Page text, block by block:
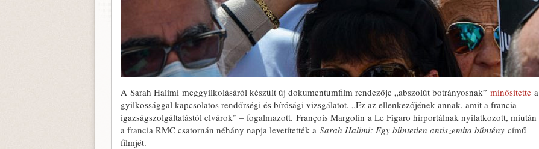
A Sarah Halimi meggyilkolásáról készült új dokumentumfilm rendezője „abszolút botrányosnak” minősítette a
gyilkossággal kapcsolatos rendőrségi és bírósági vizsgálatot. „Ez az ellenkezőjének annak, amit a francia
igazságszolgáltatástól elvárok” – fogalmazott. François Margolin a Le Figaro hírportálnak nyilatkozott, miután
a francia RMC csatornán néhány napja levetítették a Sarah Halimi: Egy büntetlen antiszemita bűntény című
filmjét.